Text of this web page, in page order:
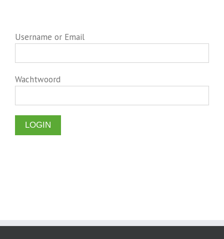
Username or Email
Wachtwoord